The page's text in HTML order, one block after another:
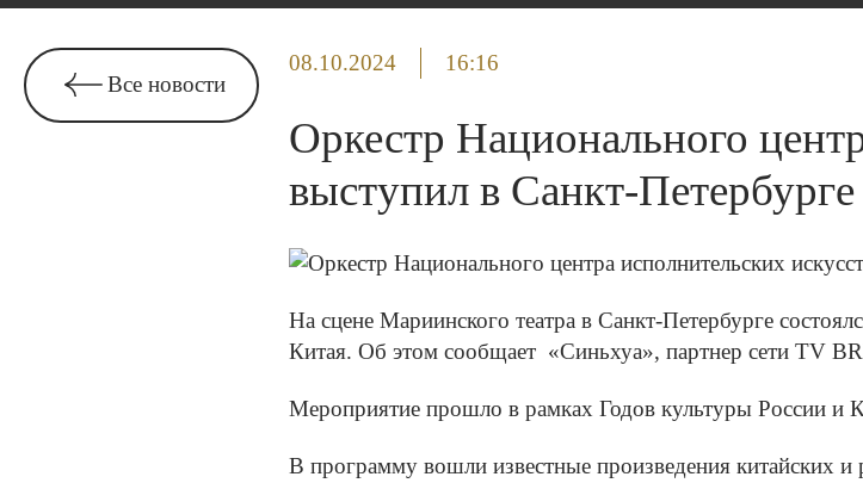
Все новости
08.10.2024 16:16
Оркестр Национального
выступил в Санкт-Петербурге
На сцене Мариинского театра в Санкт-Петербурге
Китая. Об этом сообщает «Синьхуа», партнер сети TV
Мероприятие прошло в рамках Годов культуры России и
В программу вошли известные произведения китайских